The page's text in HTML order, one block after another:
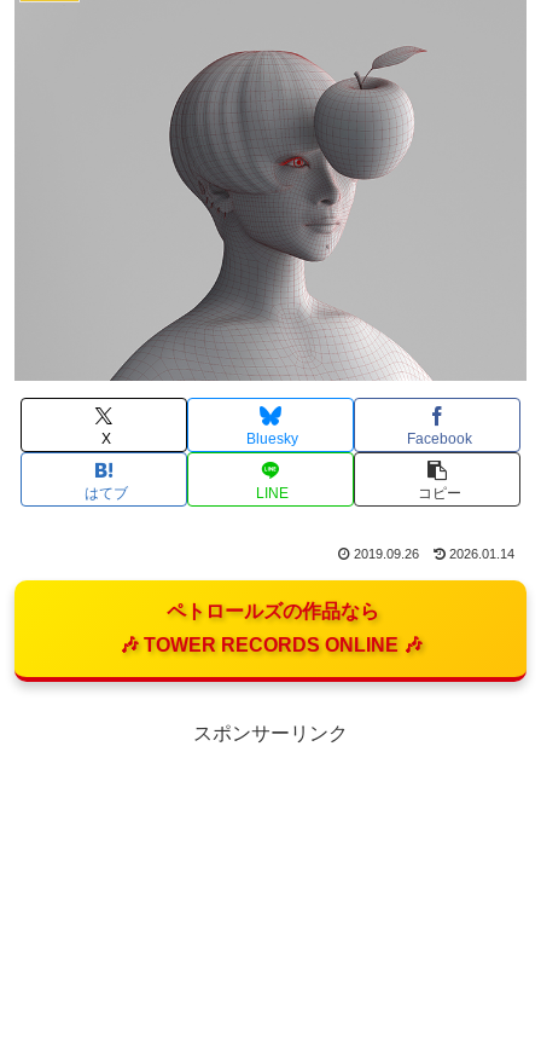
X Bluesky Facebook
はてブ LINE コピー
2019.09.26 2026.01.14
ペトロールズの作品なら
🎶 TOWER RECORDS ONLINE 🎶
スポンサーリンク